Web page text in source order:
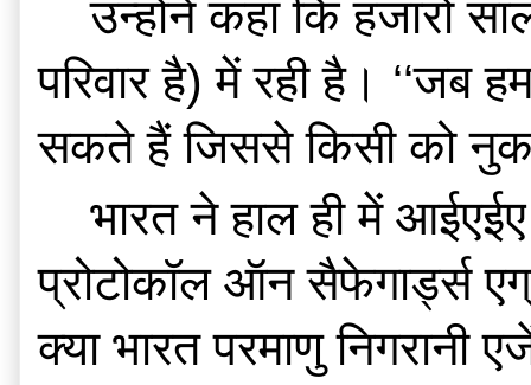
परिवार है) में रही है। ‘‘जब
सकते हैं जिससे किसी को
प्रोटोकॉल ऑन सैफेगार्ड्स
क्या भारत परमाणु